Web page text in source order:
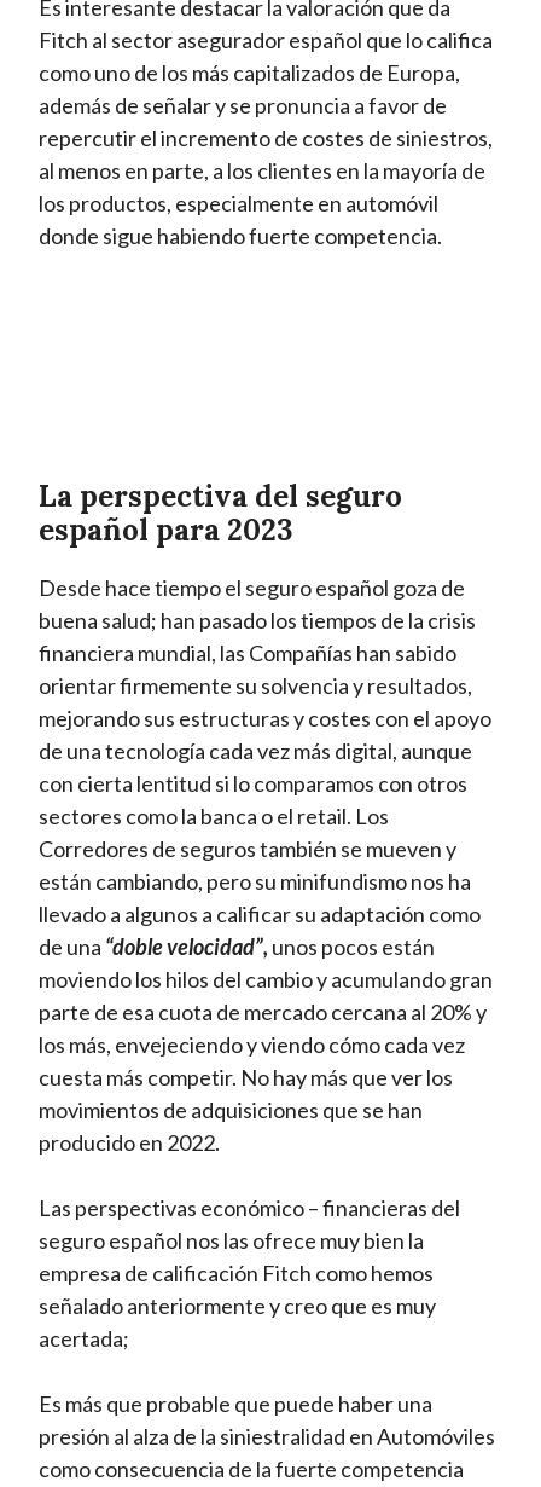
Es interesante destacar la valoración que da
Fitch al sector asegurador español que lo califica
como uno de los más capitalizados de Europa,
además de señalar y se pronuncia a favor de
repercutir el incremento de costes de siniestros,
al menos en parte, a los clientes en la mayoría de
los productos, especialmente en automóvil
donde sigue habiendo fuerte competencia.
La perspectiva del seguro
español para 2023
Desde hace tiempo el seguro español goza de
buena salud; han pasado los tiempos de la crisis
financiera mundial, las Compañías han sabido
orientar firmemente su solvencia y resultados,
mejorando sus estructuras y costes con el apoyo
de una tecnología cada vez más digital, aunque
con cierta lentitud si lo comparamos con otros
sectores como la banca o el retail. Los
Corredores de seguros también se mueven y
están cambiando, pero su minifundismo nos ha
llevado a algunos a calificar su adaptación como
de una “doble velocidad”, unos pocos están
moviendo los hilos del cambio y acumulando gran
parte de esa cuota de mercado cercana al 20% y
los más, envejeciendo y viendo cómo cada vez
cuesta más competir. No hay más que ver los
movimientos de adquisiciones que se han
producido en 2022.
Las perspectivas económico – financieras del
seguro español nos las ofrece muy bien la
empresa de calificación Fitch como hemos
señalado anteriormente y creo que es muy
acertada;
Es más que probable que puede haber una
presión al alza de la siniestralidad en Automóviles
como consecuencia de la fuerte competencia